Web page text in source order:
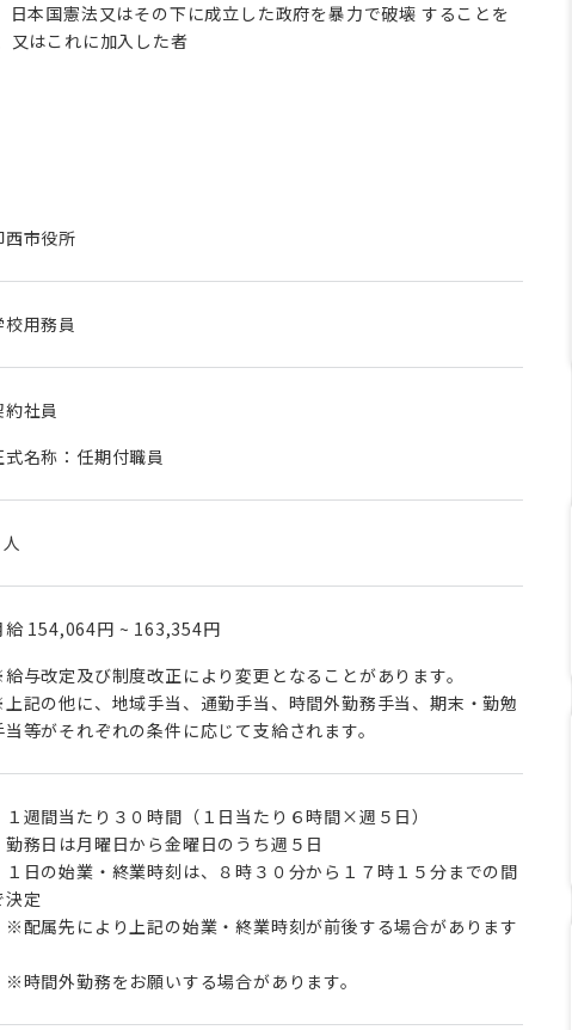
本国憲法又はその下に成立した政府を暴力で破壊 することを
又はこれに加入した者
西市役所
校用務員
約社員
式名称：任期付職員
給 154,064円 ~ 163,354円
与改定及び制度改正により変更となることがあります。
記の他に、地域手当、通勤手当、時間外勤務手当、期末・勤勉
１週間当たり３０時間（１日当たり６時間×週５日）
勤務日は月曜日から金曜日のうち週５日
１日の始業・終業時刻は、８時３０分から１７時１５分までの間
決定
※配属先により上記の始業・終業時刻が前後する場合があります
※時間外勤務をお願いする場合があります。